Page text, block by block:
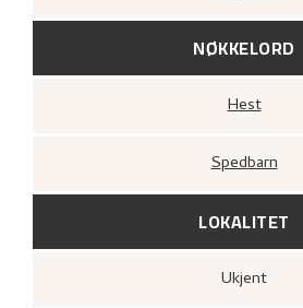
NØKKELORD
Hest
Spedbarn
LOKALITET
Ukjent